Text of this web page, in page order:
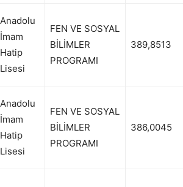
Anadolu
İmam
Hatip
Lisesi
FEN VE SOSYAL
BİLİMLER
PROGRAMI
389,8513
Anadolu
İmam
Hatip
Lisesi
FEN VE SOSYAL
BİLİMLER
PROGRAMI
386,0045